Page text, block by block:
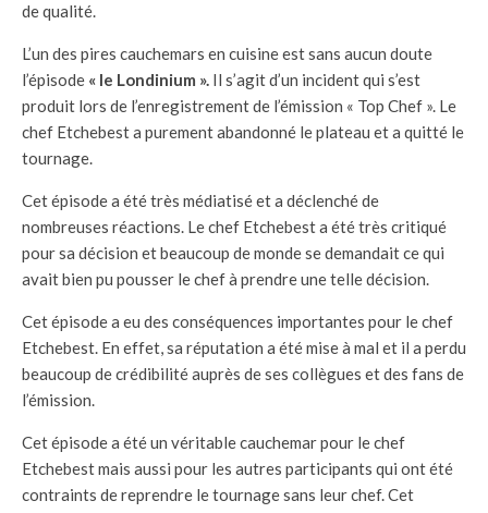
de qualité.
L’un des pires cauchemars en cuisine est sans aucun doute
l’épisode « le Londinium ». Il s’agit d’un incident qui s’est
produit lors de l’enregistrement de l’émission « Top Chef ». Le
chef Etchebest a purement abandonné le plateau et a quitté le
tournage.
Cet épisode a été très médiatisé et a déclenché de
nombreuses réactions. Le chef Etchebest a été très critiqué
pour sa décision et beaucoup de monde se demandait ce qui
avait bien pu pousser le chef à prendre une telle décision.
Cet épisode a eu des conséquences importantes pour le chef
Etchebest. En effet, sa réputation a été mise à mal et il a perdu
beaucoup de crédibilité auprès de ses collègues et des fans de
l’émission.
Cet épisode a été un véritable cauchemar pour le chef
Etchebest mais aussi pour les autres participants qui ont été
contraints de reprendre le tournage sans leur chef. Cet